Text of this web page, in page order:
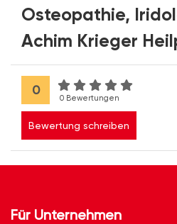
Osteopathie,
Achim Krieger
0
0 Bewertungen
Bewertung schreiben
Für Unternehmen